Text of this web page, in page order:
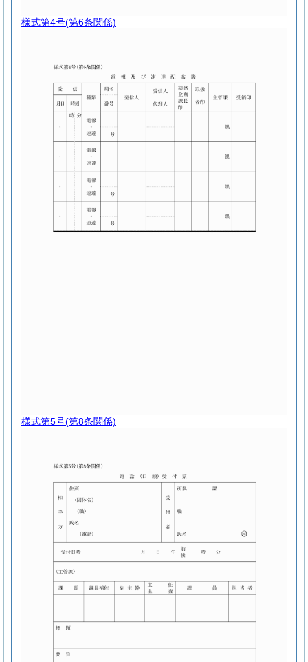
様式第4号(第6条関係)
様式第5号(第8条関係)